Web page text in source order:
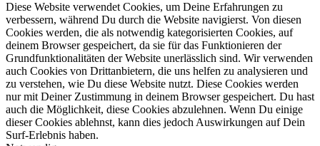
Diese Website verwendet Cookies, um Deine Erfahrungen zu
verbessern, während Du durch die Website navigierst. Von diesen
Cookies werden, die als notwendig kategorisierten Cookies, auf
deinem Browser gespeichert, da sie für das Funktionieren der
Grundfunktionalitäten der Website unerlässlich sind. Wir verwenden
auch Cookies von Drittanbietern, die uns helfen zu analysieren und
zu verstehen, wie Du diese Website nutzt. Diese Cookies werden
nur mit Deiner Zustimmung in deinem Browser gespeichert. Du hast
auch die Möglichkeit, diese Cookies abzulehnen. Wenn Du einige
dieser Cookies ablehnst, kann dies jedoch Auswirkungen auf Dein
Surf-Erlebnis haben.